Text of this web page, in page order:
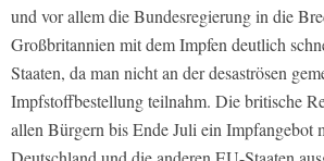
und vor allem die Bundesregierung in die
Großbritannien mit dem Impfen deutlich
Staaten, da man nicht an der desaströsen
Impfstoffbestellung teilnahm. Die britische
allen Bürgern bis Ende Juli ein Impfangebot